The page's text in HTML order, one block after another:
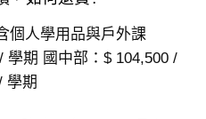
個人學用品與戶外課
學期 國中部：$ 104,500 /
學期